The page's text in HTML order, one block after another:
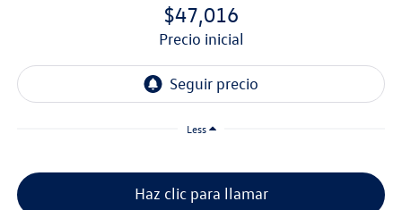
$47,016
precio inicial
Less
Haz clic para llamar